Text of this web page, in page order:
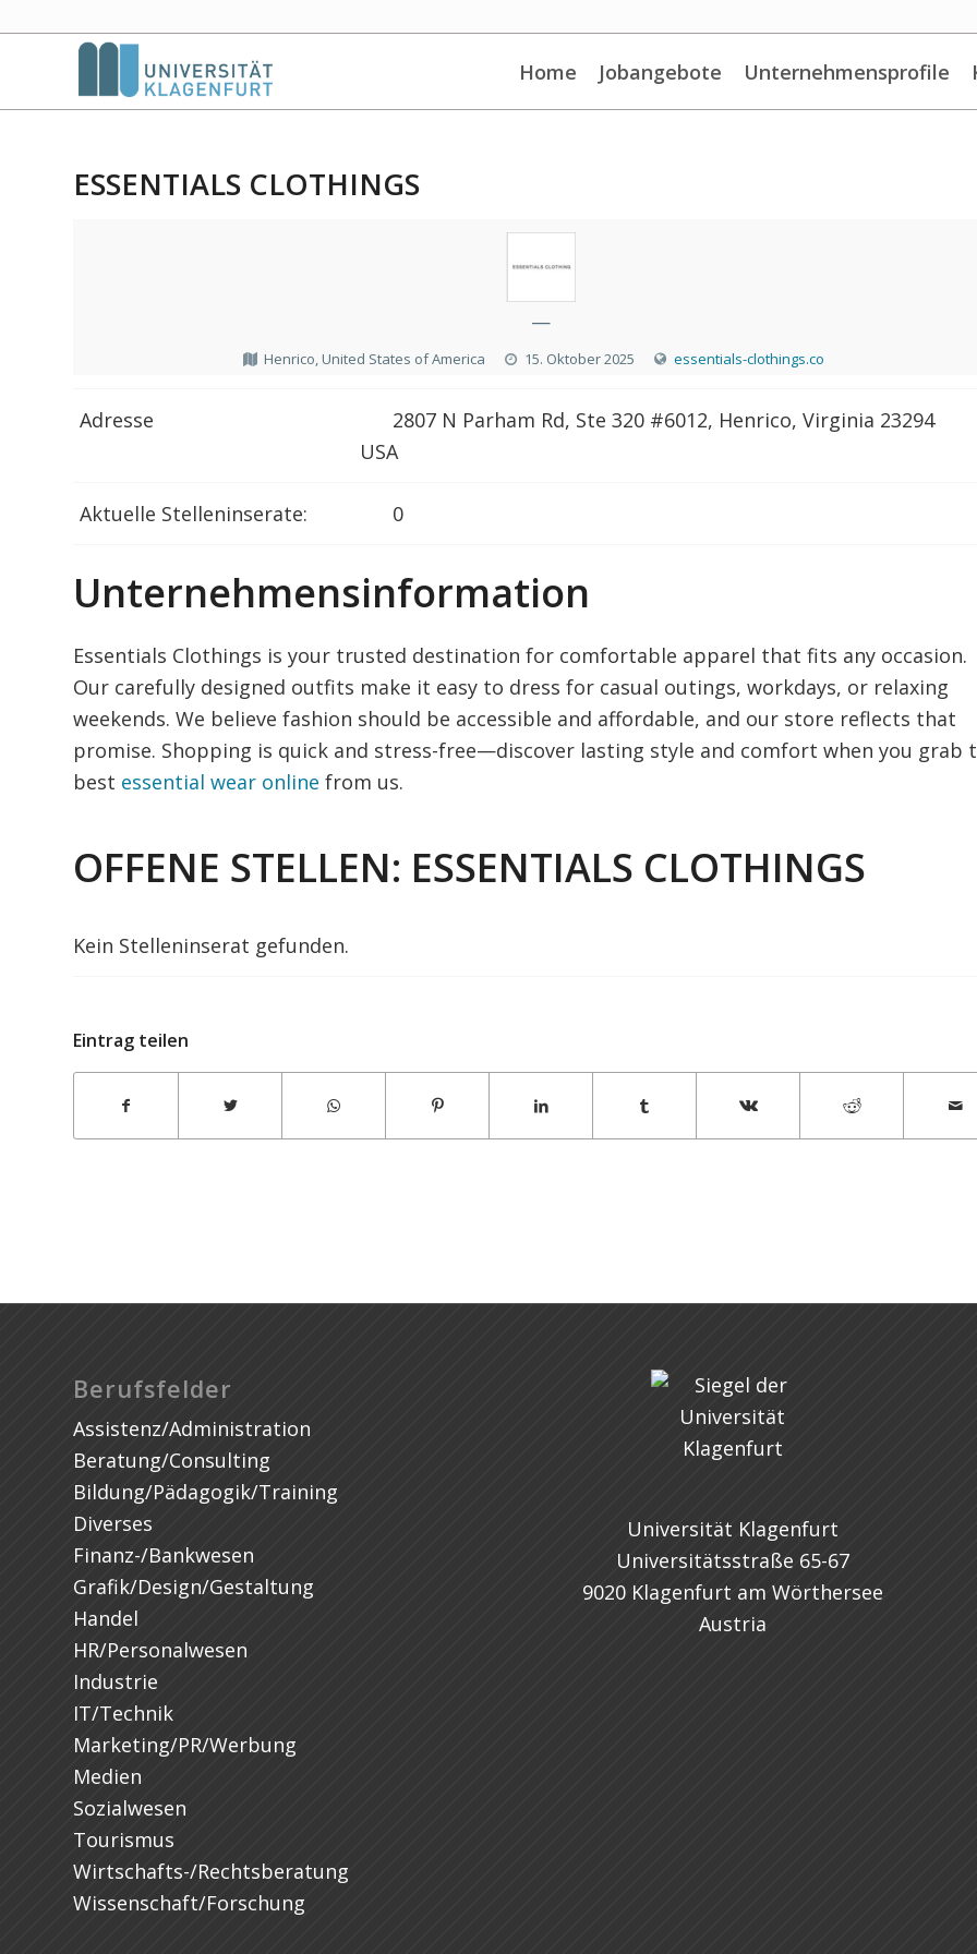
Home Jobangebote Unternehmensprofile
ESSENTIALS CLOTHINGS
—
Henrico, United States of America 15. Oktober 2025 essentials-clothings.co
Adresse
2807 N Parham Rd, Ste 320 #6012, Henrico, Virginia 23294
USA
Aktuelle Stelleninserate: 0
Unternehmensinformation
Essentials Clothings is your trusted destination for comfortable apparel that fits any occasion.
Our carefully designed outfits make it easy to dress for casual outings, workdays, or relaxing
weekends. We believe fashion should be accessible and affordable, and our store reflects that
promise. Shopping is quick and stress-free—discover lasting style and comfort when you grab
best essential wear online from us.
OFFENE STELLEN: ESSENTIALS CLOTHINGS
Kein Stelleninserat gefunden.
Eintrag teilen
Berufsfelder
Assistenz/Administration
Beratung/Consulting
Bildung/Pädagogik/Training
Diverses
Finanz-/Bankwesen
Grafik/Design/Gestaltung
Handel
HR/Personalwesen
Industrie
IT/Technik
Marketing/PR/Werbung
Medien
Sozialwesen
Tourismus
Wirtschafts-/Rechtsberatung
Wissenschaft/Forschung
Universität Klagenfurt
Universitätsstraße 65-67
9020 Klagenfurt am Wörthersee
Austria
KRP Remodeling